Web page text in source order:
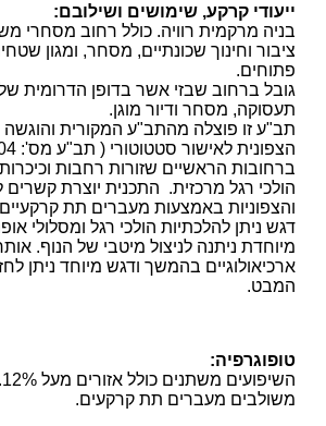
ייעודי קרקע, שימושים ושילובם:
בניה מרקמית רוויה. כולל רחוב מסחרי
ציבור וחינוך שכונתיים, מסחר, ומגון
פתוחים.
גובל ברחוב שבזי אשר בדופן הדרומית
תעסוקה, מסחר ודיור מוגן.
תב"ע זו פוצלה מהתב"ע המקורית
הצפונית לאישור סטטוטורי ( תב"ע מס': 418-0329904).
ברחובות הראשיים שזורות רחבות
הולכי רגל מרכזית. התכנית יוצרת קשרים
והצפוניות באמצעות מעברים תת
דגש ניתן להלכתיות הולכי רגל ומסלולי
מיוחדת ניתנה לניצול מיטבי של הנוף.
ארכיאולוגיים בהמשך ודגש מיוחד ניתן
המבט.
טופוגרפיה:
משולבים מעברים תת קרקעים.